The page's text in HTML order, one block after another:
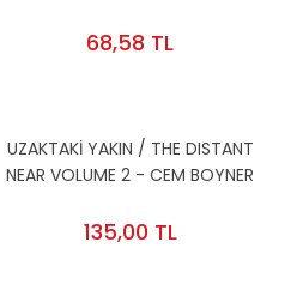
68,58 TL
UZAKTAKİ YAKIN / THE DISTANT
NEAR VOLUME 2 - CEM BOYNER
MUSIC COMPILATION WORLD
135,00 TL